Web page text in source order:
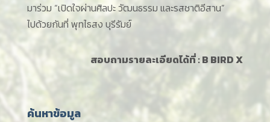
มาร่วม “เปิดใจผ่านศิลปะ วัฒนธรรม และรสชาติอีสาน”
ไปด้วยกันที่ พุทไธสง บุรีรัมย์
สอบถามรายละเอียดได้ที่ :B BIRD X
ค้นหาข้อมูล